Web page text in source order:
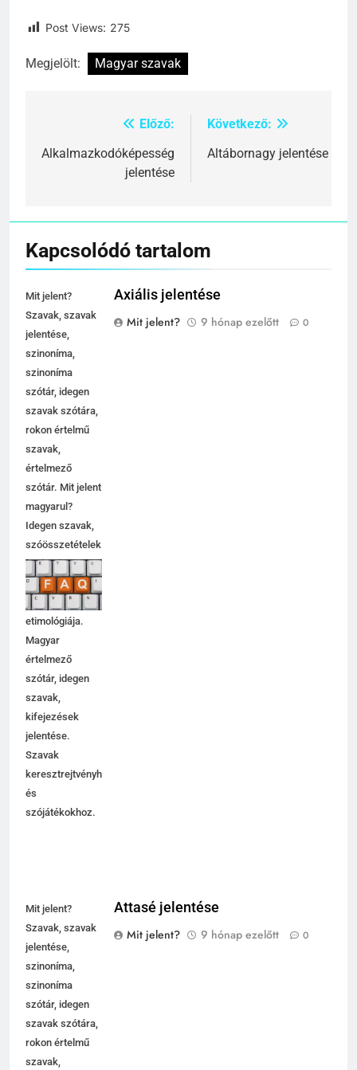
Post Views: 275
Megjelölt: Magyar szavak
Bejegyzés
navigáció
Előző:
Alkalmazkodóképesség
jelentése
Következő:
Altábornagy jelentése
Kapcsolódó tartalom
Mit jelent?
Szavak, szavak
jelentése,
szinoníma,
szinoníma
szótár, idegen
szavak szótára,
rokon értelmű
szavak,
értelmező
szótár. Mit jelent
magyarul?
Idegen szavak,
szóösszetételek
jelentése,
magyarázata,
használata,
etimológiája.
Magyar
értelmező
szótár, idegen
szavak,
kifejezések
jelentése.
Szavak
keresztrejtvényhez
és
szójátékokhoz.
Axiális jelentése
Mit jelent?
9 hónap ezelőtt 0
Mit jelent?
Szavak, szavak
jelentése,
szinoníma,
szinoníma
szótár, idegen
szavak szótára,
rokon értelmű
szavak,
Attasé jelentése
Mit jelent?
9 hónap ezelőtt 0